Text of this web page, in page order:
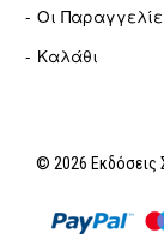
Οι
Καλάθι
© 2026 Εκδόσεις